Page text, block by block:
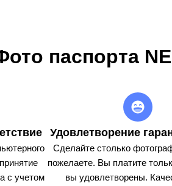
паспорта
с учетом
Удовлетворение
Сделайте столько
пожелаете. Вы платите
вы удовлетворены.